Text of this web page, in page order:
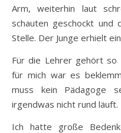
Arm, weiterhin laut
schauten geschockt
Stelle. Der Junge erhielt
Für die Lehrer gehört so
für mich war es
muss kein Pädagoge
irgendwas nicht rund läuft.
Ich hatte große